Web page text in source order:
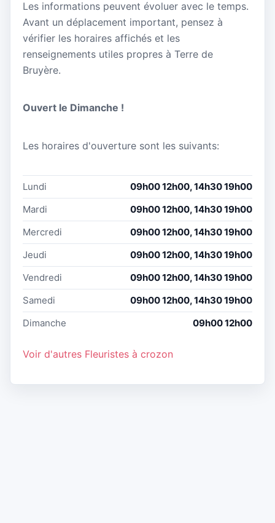
Les informations peuvent évoluer avec le temps.
Avant un déplacement important, pensez à
vérifier les horaires affichés et les
renseignements utiles propres à Terre de
Bruyère.
Ouvert le Dimanche !
Les horaires d'ouverture sont les suivants:
Lundi
09h00 12h00, 14h30 19h00
Mardi
09h00 12h00, 14h30 19h00
Mercredi
09h00 12h00, 14h30 19h00
Jeudi
09h00 12h00, 14h30 19h00
Vendredi
09h00 12h00, 14h30 19h00
Samedi
09h00 12h00, 14h30 19h00
Dimanche
09h00 12h00
Voir d'autres Fleuristes à crozon